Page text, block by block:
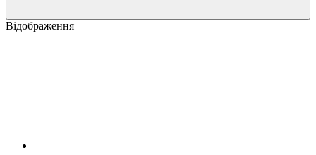
Відображення